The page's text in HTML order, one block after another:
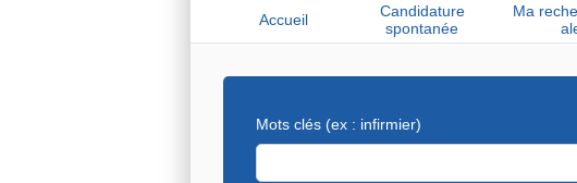
Accueil
Candidature
spontanée
Ma
Mots clés (ex : infirmier)